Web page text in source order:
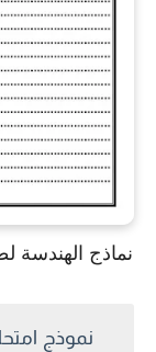
نماذج الهندسة
نموذج